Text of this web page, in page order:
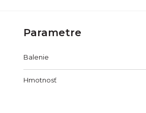
Parametre
Balenie
Hmotnosť